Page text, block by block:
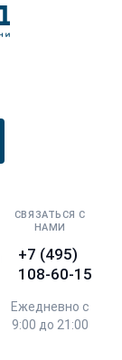
СВЯЗАТЬСЯ С
НАМИ
+7 (495)
108-60-15
Ежедневно с
9:00 до 21:00